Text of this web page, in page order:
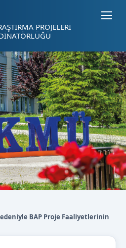
PROJELERİ
BAP Proje Faaliyetlerinin